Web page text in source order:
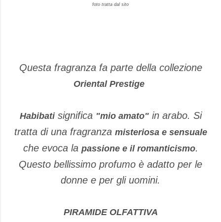
foto tratta dal sito
Questa fragranza fa parte della collezione
Oriental Prestige
Habibatisignifica "mio amato"in arabo. Si
tratta di una fragranza misteriosa e sensuale
che evoca la passione e il romanticismo.
Questo bellissimo profumo è adatto per le
donne e per gli uomini.
PIRAMIDE OLFATTIVA